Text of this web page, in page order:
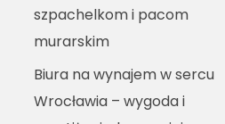
szpachelkom i pacom
murarskim
Biura na wynajem w sercu
Wrocławia – wygoda i